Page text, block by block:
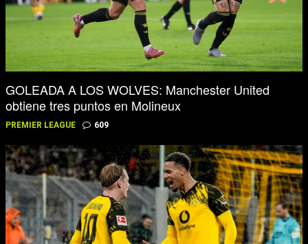
GOLEADA A LOS WOLVES: Manchester United
obtiene tres puntos en Molineux
PREMIER LEAGUE 609